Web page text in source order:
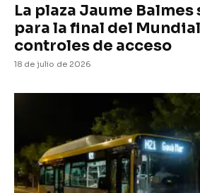
La plaza Jaume
para la final del
controles de acceso
18 de julio de 2026